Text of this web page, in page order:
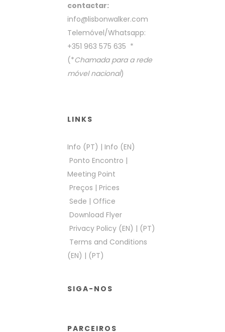
contactar:
info@lisbonwalker.com
Telemóvel/Whatsapp:
+351 963 575 635 *
(*Chamada para a rede
móvel nacional)
LINKS
Info (PT) | Info (EN)
Ponto Encontro |
Meeting Point
Preços | Prices
Sede | Office
Download Flyer
Privacy Policy (EN) | (PT)
Terms and Conditions
(EN) | (PT)
SIGA-NOS
PARCEIROS